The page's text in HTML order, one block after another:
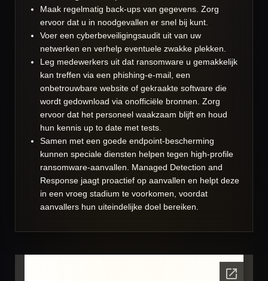
Maak regelmatig back-ups van gegevens. Zorg
ervoor dat u in noodgevallen er snel bij kunt.
Voer een cyberbeveiligingsaudit uit van uw
netwerken en verhelp eventuele zwakke plekken.
Leg medewerkers uit dat ransomware u gemakkelijk
kan treffen via een phishing-e-mail, een
onbetrouwbare website of gekraakte software die
wordt gedownload via onofficiële bronnen. Zorg
ervoor dat het personeel waakzaam blijft en houd
hun kennis up to date met tests.
Samen met een goede endpoint-bescherming
kunnen speciale diensten helpen tegen high-profile
ransomware-aanvallen. Managed Detection and
Response jaagt proactief op aanvallen en helpt deze
in een vroeg stadium te voorkomen, voordat
aanvallers hun uiteindelijke doel bereiken.